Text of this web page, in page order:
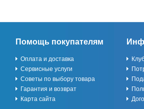
Помощь покупателям
Оплата и доставка
Сервисные услуги
Советы по выбору товара
Гарантия и возврат
Карта сайта